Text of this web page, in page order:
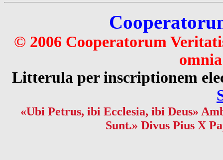
© 2006 Cooperatorum
Litterula per inscriptionem
«Ubi Petrus, ibi Ecclesia, ibi Deus»
Sunt.» Divus Pius X